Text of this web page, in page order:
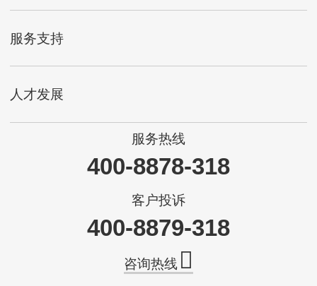
服务支持
人才发展
服务热线
400-8878-318
客户投诉
400-8879-318
咨询热线